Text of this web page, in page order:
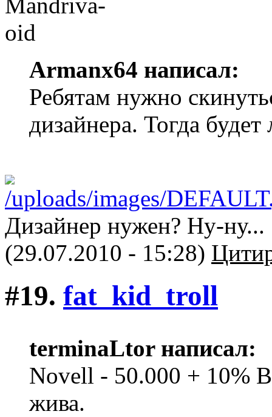
Armanx64 написал:
Ребятам нужно
дизайнера. Тогда
Дизайнер нужен? Ну-ну...
(29.07.2010 - 15:28)
#19. fat_kid_troll
terminaLtor написал:
Novell - 50.000 + 10%
жива.